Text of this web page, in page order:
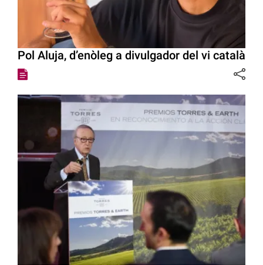
Pol Aluja, d’enòleg a divulgador del vi català